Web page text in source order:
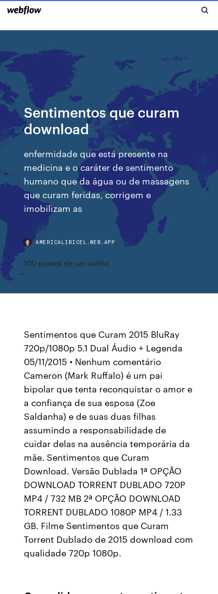
Sentimentos que curam
download
enfermidade que está presente na
medicina e o caráter de sentimento
humano que da água ou de massagens
que curam feridas, corrigem e
imobilizam as
AMERICALIBICEL.WEB.APP
100 passos de um sonho
Sentimentos que Curam 2015 BluRay
720p/1080p 5.1 Dual Áudio + Legenda
05/11/2015 • Nenhum comentário
Cameron (Mark Ruffalo) é um pai
bipolar que tenta reconquistar o amor e
a confiança de sua esposa (Zoe
Saldanha) e de suas duas filhas
assumindo a responsabilidade de
cuidar delas na ausência temporária da
mãe. Sentimentos que Curam
Download. Versão Dublada 1ª OPÇÃO
DOWNLOAD TORRENT DUBLADO 720P
MP4 / 732 MB 2ª OPÇÃO DOWNLOAD
TORRENT DUBLADO 1080P MP4 / 1.33
GB. Filme Sentimentos que Curam
Torrent Dublado de 2015 download com
qualidade 720p 1080p.